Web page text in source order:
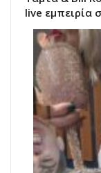
live εμπειρία